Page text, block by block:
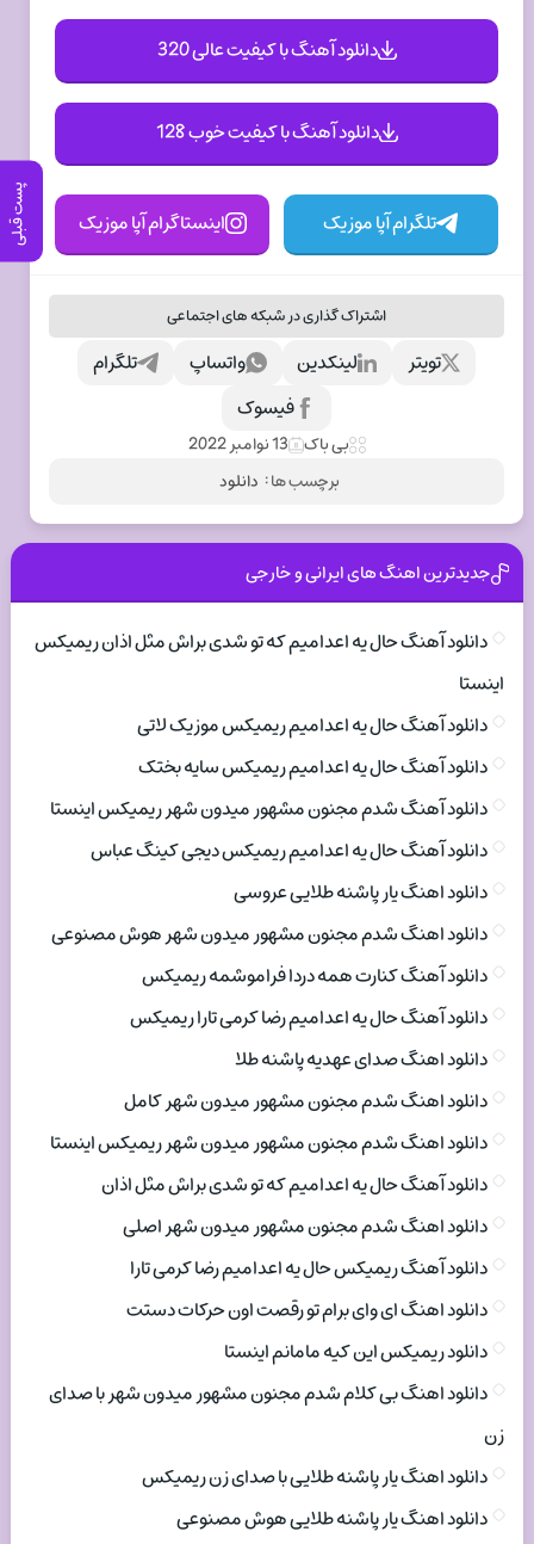
پست قبلی
دانلود آهنگ با کیفیت عالی 320
دانلود آهنگ با کیفیت خوب 128
تلگرام آپا موزیک اینستاگرام آپا موزیک
اشتراک گذاری در شبکه های اجتماعی
تلگرام واتساپ لینکدین
تویتر
فیسوک
بی باک 13 نوامبر 2022
برچسب ها : دانلود
جدیدترین اهنگ های ایرانی و خارجی
دانلود آهنگ حال یه اعدامیم که تو شدی براش مثل اذان ریمیکس
اینستا
دانلود آهنگ حال یه اعدامیم ریمیکس موزیک لاتی
دانلود آهنگ حال یه اعدامیم ریمیکس سایه بختک
دانلود آهنگ شدم مجنون مشهور میدون شهر ریمیکس اینستا
دانلود آهنگ حال یه اعدامیم ریمیکس دیجی کینگ عباس
دانلود اهنگ یار پاشنه طلایی عروسی
دانلود اهنگ شدم مجنون مشهور میدون شهر هوش مصنوعی
دانلود آهنگ کنارت همه دردا فراموشمه ریمیکس
دانلود آهنگ حال یه اعدامیم رضا کرمی تارا ریمیکس
دانلود اهنگ صدای عهدیه پاشنه طلا
دانلود اهنگ شدم مجنون مشهور میدون شهر کامل
دانلود اهنگ شدم مجنون مشهور میدون شهر ریمیکس اینستا
دانلود آهنگ حال یه اعدامیم که تو شدی براش مثل اذان
دانلود اهنگ شدم مجنون مشهور میدون شهر اصلی
دانلود آهنگ ریمیکس حال یه اعدامیم رضا کرمی تارا
دانلود اهنگ ای وای برام تو رقصت اون حرکات دستت
دانلود ریمیکس این کیه مامانم اینستا
دانلود اهنگ بی کلام شدم مجنون مشهور میدون شهر با صدای
زن
دانلود اهنگ یار پاشنه طلایی با صدای زن ریمیکس
دانلود اهنگ یار پاشنه طلایی هوش مصنوعی